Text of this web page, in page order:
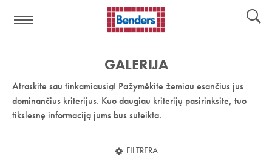
nuoroda:
GALERIJA
Atraskite sau tinkamiausią! Pažymėkite žemiau esančius jus
dominančius kriterijus. Kuo daugiau kriterijų pasirinksite, tuo
tikslesnę informaciją jums bus suteikta.
FILTRERA